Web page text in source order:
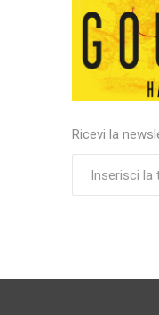
Ricevi la